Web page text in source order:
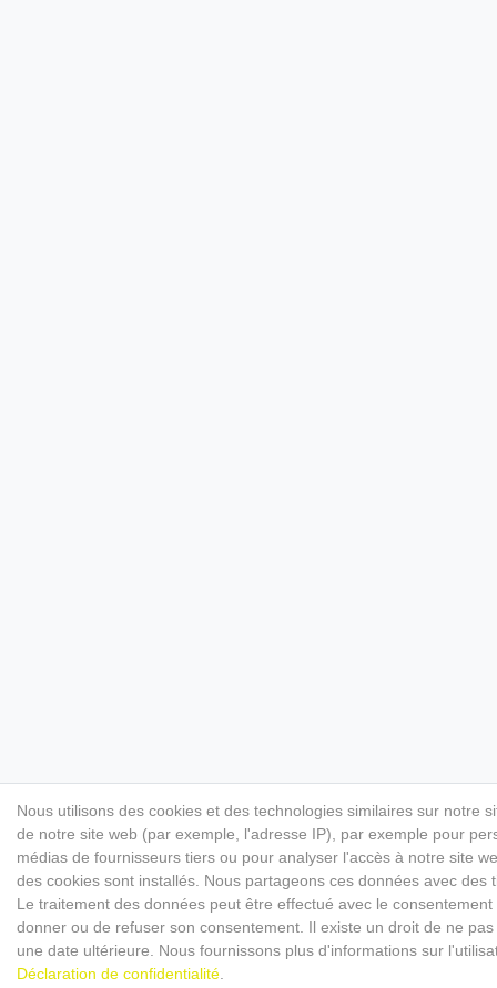
Nous utilisons des cookies et des technologies similaires sur notre
de notre site web (par exemple, l'adresse IP), par exemple pour
médias de fournisseurs tiers ou pour analyser l'accès à notre site
des cookies sont installés. Nous partageons ces données avec
Le traitement des données peut être effectué avec le
donner ou de refuser son consentement. Il existe un droit de ne
une date ultérieure. Nous fournissons plus d'informations sur
Déclaration de confidentialité